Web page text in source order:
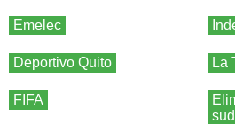
Emelec
Deportivo Quito La
FIFA